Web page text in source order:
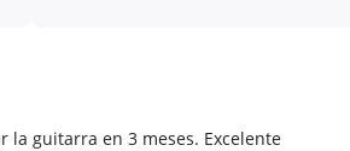
la guitarra en 3 meses. Excelente